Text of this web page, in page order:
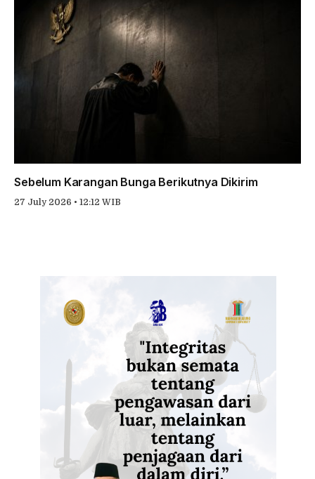
Sebelum Karangan Bunga Berikutnya Dikirim
27 July 2026 • 12:12 WIB